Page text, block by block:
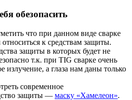
обезопасить
что при данном виде сварке
к средствам защиты.
защиты в которых будет не
т.к. при TIG сварке очень
излучение, а глаза нам даны только
современное
защиты — маску «Хамелеон».